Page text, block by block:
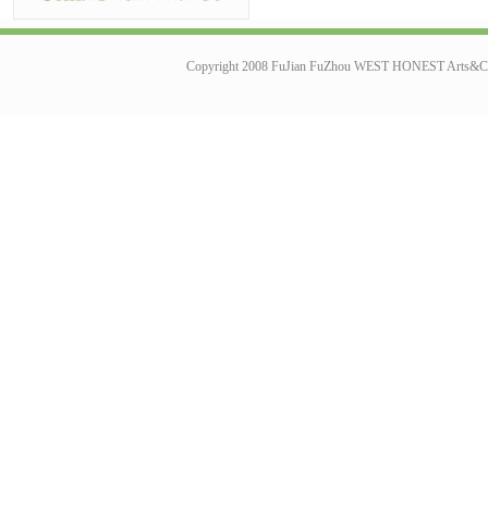
Copyright 2008 FuJian FuZhou WEST HONEST